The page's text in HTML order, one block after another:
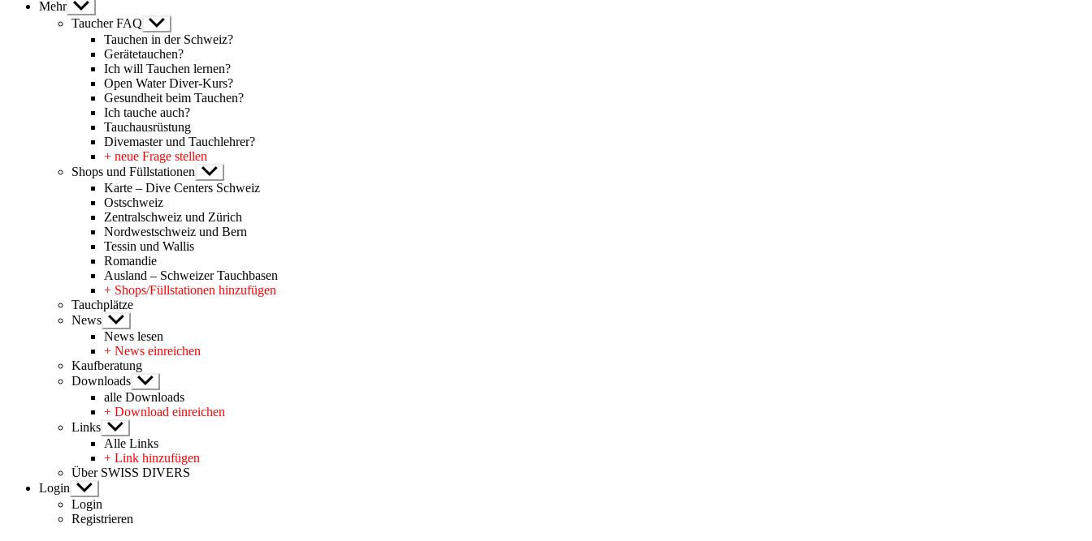
Mehr Untermenü
anzeigen
Taucher FAQ Untermenü
anzeigen
Tauchen in der Schweiz?
Gerätetauchen?
Ich will Tauchen lernen?
Open Water Diver-Kurs?
Gesundheit beim Tauchen?
Ich tauche auch?
Tauchausrüstung
Divemaster und Tauchlehrer?
+ neue Frage stellen
Shops und Füllstationen Untermenü
anzeigen
Karte – Dive Centers Schweiz
Ostschweiz
Zentralschweiz und Zürich
Nordwestschweiz und Bern
Tessin und Wallis
Romandie
Ausland – Schweizer Tauchbasen
+ Shops/Füllstationen hinzufügen
Tauchplätze
News Untermenü
anzeigen
News lesen
+ News einreichen
Kaufberatung
Downloads Untermenü
anzeigen
alle Downloads
+ Download einreichen
Links Untermenü
anzeigen
Alle Links
+ Link hinzufügen
Über SWISS DIVERS
Login Untermenü
anzeigen
Login
Registrieren